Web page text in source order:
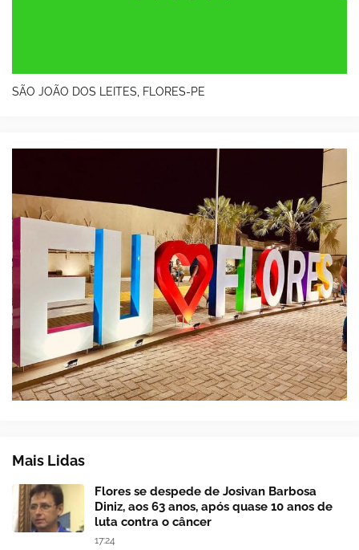
SÃO JOÃO DOS LEITES, FLORES-PE
Mais Lidas
Flores se despede de Josivan Barbosa
Diniz, aos 63 anos, após quase 10 anos de
luta contra o câncer
17:24